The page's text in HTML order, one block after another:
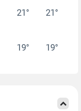
21° 21°
19° 19°